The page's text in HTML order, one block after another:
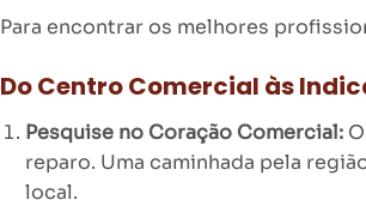
Para encontrar os melhores
Do Centro Comercial às
Pesquise no Coração Comercial:O
reparo. Uma caminhada pela
local.